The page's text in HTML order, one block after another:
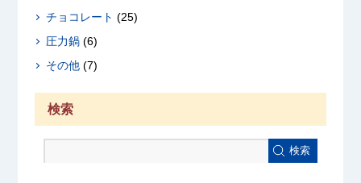
チョコレート (25)
圧力鍋(6)
その他(7)
検索
検索